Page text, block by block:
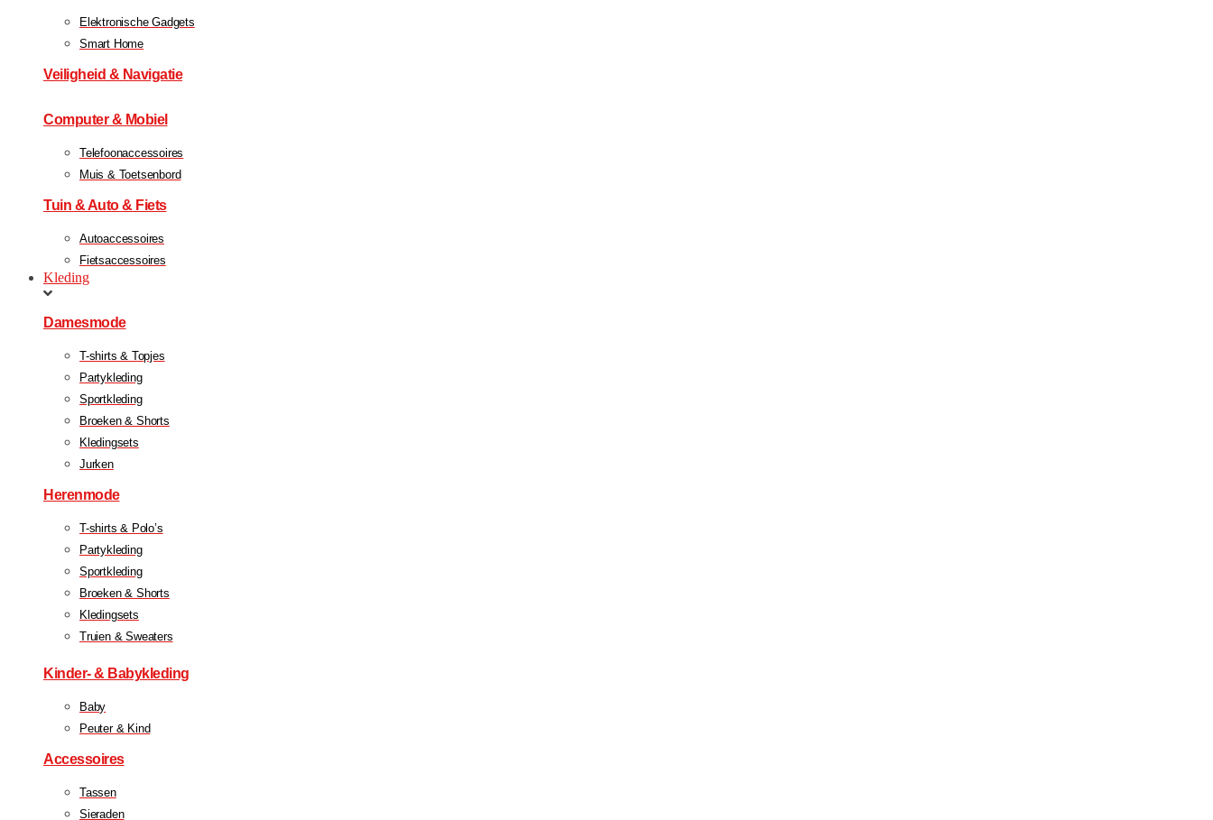
Elektronische Gadgets
Smart Home
Veiligheid & Navigatie
Computer & Mobiel
Telefoonaccessoires
Muis & Toetsenbord
Tuin & Auto & Fiets
Autoaccessoires
Fietsaccessoires
Kleding
Damesmode
T-shirts & Topjes
Partykleding
Sportkleding
Broeken & Shorts
Kledingsets
Jurken
Herenmode
T-shirts & Polo’s
Partykleding
Sportkleding
Broeken & Shorts
Kledingsets
Truien & Sweaters
Kinder- & Babykleding
Baby
Peuter & Kind
Accessoires
Tassen
Sieraden